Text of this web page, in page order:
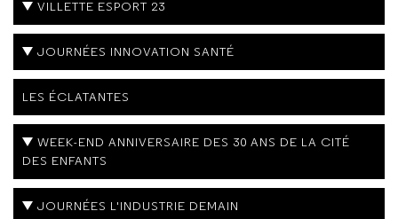
VILLETTE ESPORT 23
JOURNÉES INNOVATION SANTÉ
LES ÉCLATANTES
WEEK-END ANNIVERSAIRE DES 30 ANS DE LA CITÉ
DES ENFANTS
JOURNÉES L'INDUSTRIE DEMAIN